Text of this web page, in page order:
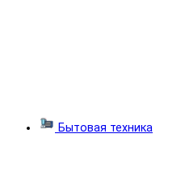
Бытовая техника